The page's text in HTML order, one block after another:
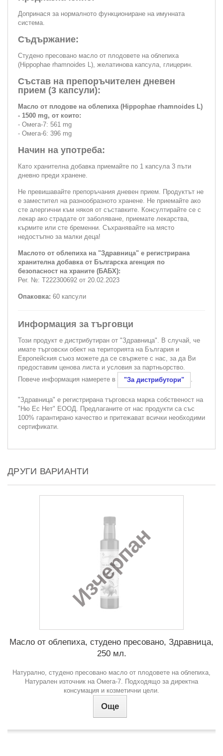
Допринася за нормалното функциониране на имунната
система.
Съдържание:
Студено пресовано масло от плодовете на облепиха
(Hippophae rhamnoides L), желатинова капсула, глицерин.
Състав на препоръчителен дневен
прием (3 капсули):
Масло от плодове на облепиха (Hippophae rhamnoides L)
- 1500 mg, от които:
- Омега-7: 561 mg
- Омега-6: 396 mg
Начин на употреба:
Като хранителна добавка приемайте по 1 капсула 3 пъти
дневно преди хранене.
Не превишавайте препоръчания дневен прием. Продуктът не
е заместител на разнообразното хранене. Не приемайте ако
сте алергични към някоя от съставките. Консултирайте се с
лекар ако страдате от заболяване, приемате лекарства,
кърмите или сте бременни. Съхранявайте на място
недостъпно за малки деца!
Маслото от облепиха на "Здравница" е регистрирана
хранителна добавка от Българска агенция по
безопасност на храните (БАБХ):
Рег. №: Т222300692 от 20.02.2023
Опаковка: 60 капсули
Информация за търговци
Този продукт е дистрибутиран от "Здравница". В случай, че
имате търговски обект на територията на България и
Европейския съюз можете да се свържете с нас, за да Ви
предоставим ценова листа и условия за партньорство.
Повече информация намерете в
"За дистрибутори" .
"Здравница" е регистрирана търговска марка собственост на
"Ню Ес Нет" ЕООД. Предлаганите от нас продукти са със
100% гарантирано качество и притежават всички необходими
сертификати.
ДРУГИ ВАРИАНТИ
Изчерпан
Масло от облепиха, студено пресовано, Здравница,
250 мл.
Натурално, студено пресовано масло от плодовете на облепиха,
Натурален източник на Омега-7. Подходящо за директна
консумация и козметични цели.
Още